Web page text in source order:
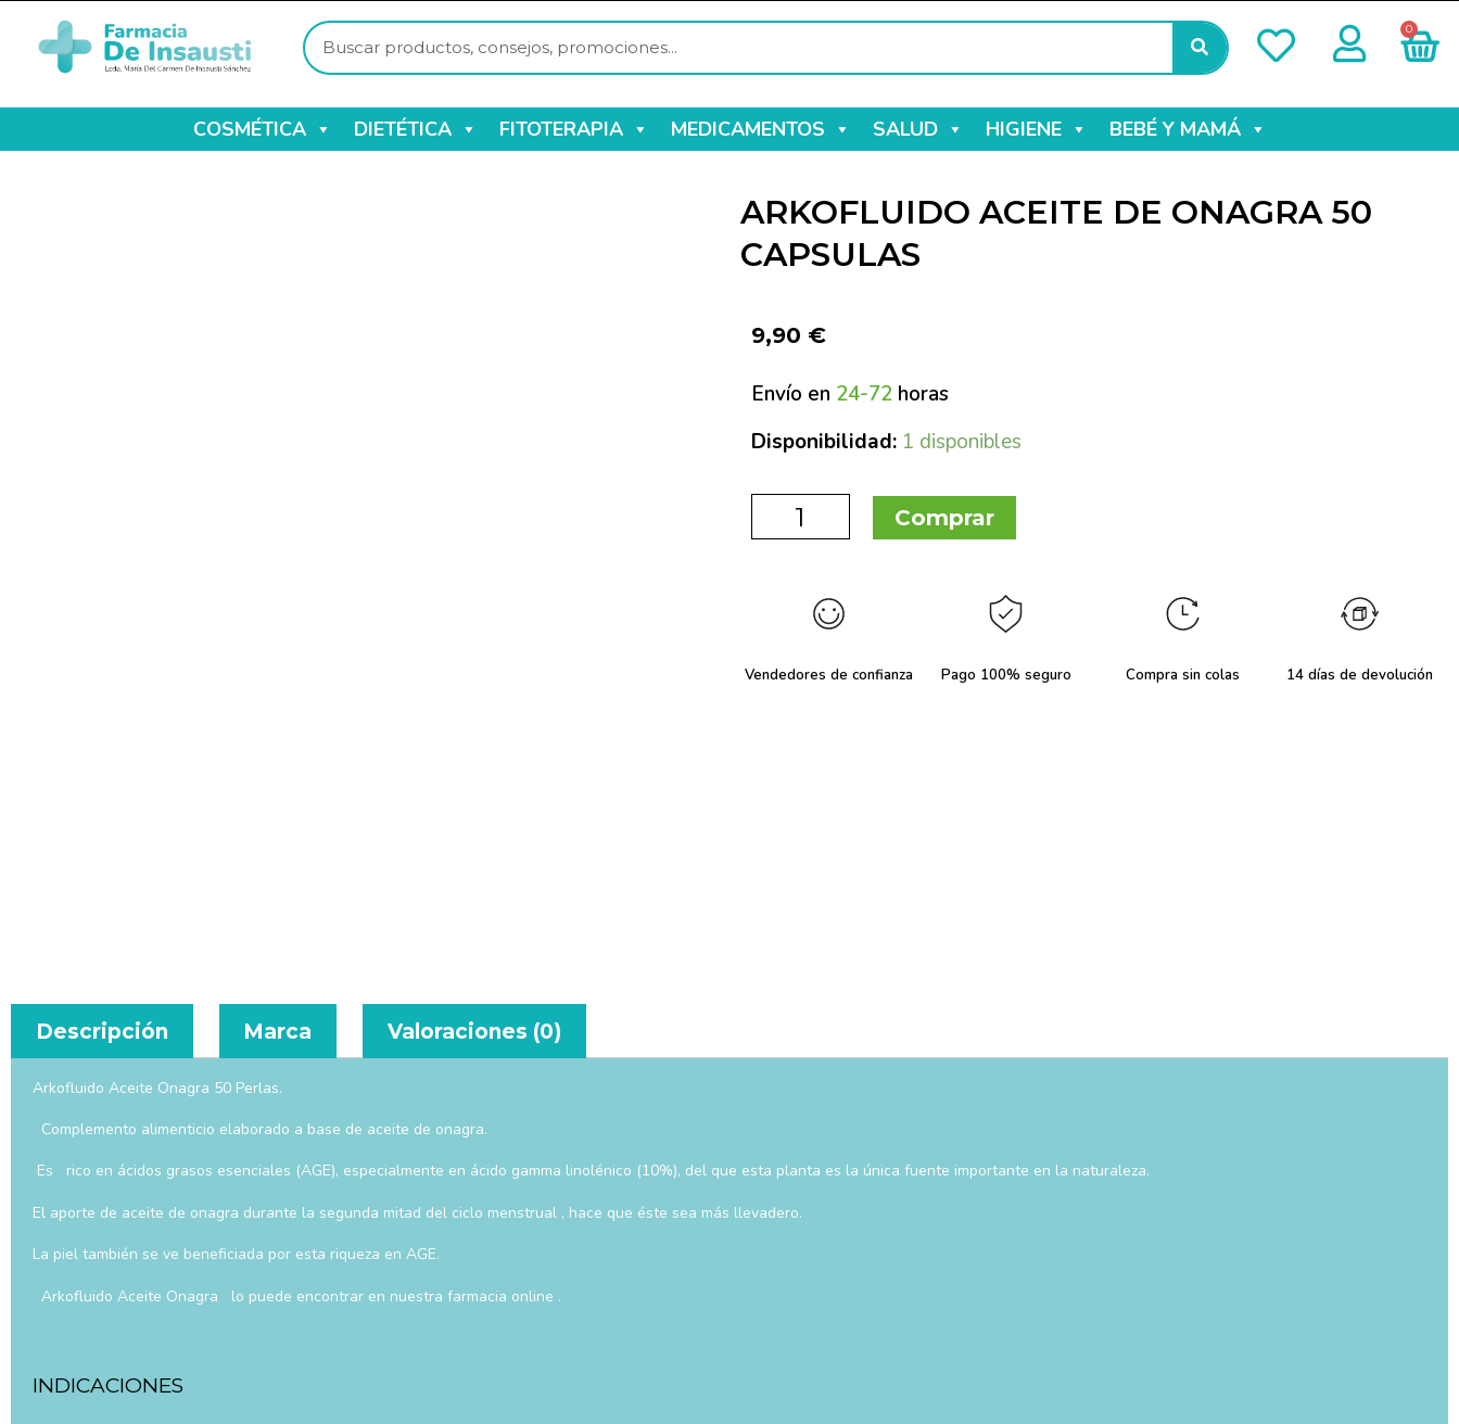
0
COSMÉTICA DIETÉTICA FITOTERAPIA MEDICAMENTOS SALUD HIGIENE BEBÉ Y MAMÁ
ARKOFLUIDO ACEITE DE ONAGRA 50
CAPSULAS
9,90 €
Envío en 24-72 horas
Disponibilidad: 1 disponibles
Comprar
Vendedores de confianza Pago 100% seguro Compra sin colas 14 días de devolución
Descripción Marca Valoraciones (0)
Arkofluido Aceite Onagra 50 Perlas.
Complemento alimenticio elaborado a base de aceite de onagra.
Es rico en ácidos grasos esenciales (AGE), especialmente en ácido gamma linolénico (10%), del que esta planta es la única fuente importante en la naturaleza.
El aporte de aceite de onagra durante la segunda mitad del ciclo menstrual , hace que éste sea más llevadero.
La piel también se ve beneficiada por esta riqueza en AGE.
Arkofluido Aceite Onagra lo puede encontrar en nuestra farmacia online .
INDICACIONES